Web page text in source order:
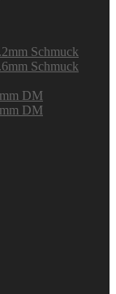
Schmuck
Schmuck
DM
DM